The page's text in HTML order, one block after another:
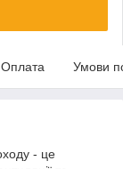
Оплата Умови
- це